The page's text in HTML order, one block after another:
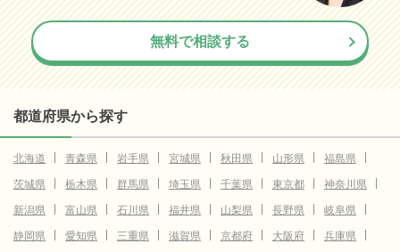
無料で相談する
都道府県から探す
北海道 青森県 岩手県 宮城県 秋田県 山形県
福島県
茨城県
栃木県 群馬県 埼玉県 千葉県 東京都
神奈川県
新潟県
富山県 石川県 福井県 山梨県 長野県
岐阜県
静岡県
愛知県 三重県 滋賀県 京都府 大阪府
兵庫県